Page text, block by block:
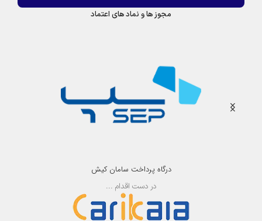
مجوز ها و نماد های اعتماد
درگاه پرداخت سامان کیش
در دست اقدام ...